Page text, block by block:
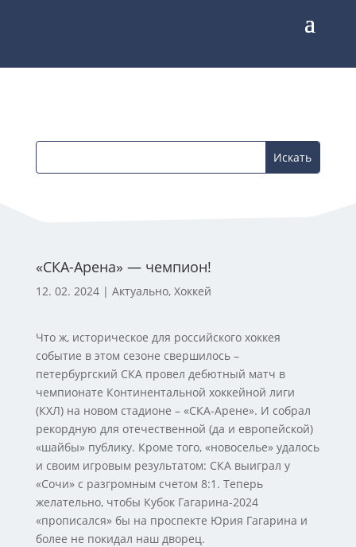
«СКА-Арена» — чемпион!
12. 02. 2024| Актуально, Хоккей
Что ж, историческое для российского хоккея
событие в этом сезоне свершилось –
петербургский СКА провел дебютный матч в
чемпионате Континентальной хоккейной лиги
(КХЛ) на новом стадионе – «СКА-Арене». И собрал
рекордную для отечественной (да и европейской)
«шайбы» публику. Кроме того, «новоселье» удалось
и своим игровым результатом: СКА выиграл у
«Сочи» с разгромным счетом 8:1. Теперь
желательно, чтобы Кубок Гагарина-2024
«прописался» бы на проспекте Юрия Гагарина и
более не покидал наш дворец.